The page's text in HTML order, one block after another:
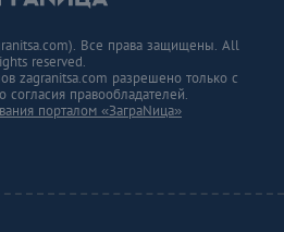
Все права защищены. All
reserved.
zagranitsa.com разрешено только с
согласия правообладателей.
порталом «ЗаграNица»